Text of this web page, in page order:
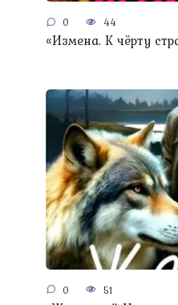
0 44
«Измена. К чёрту
0 51